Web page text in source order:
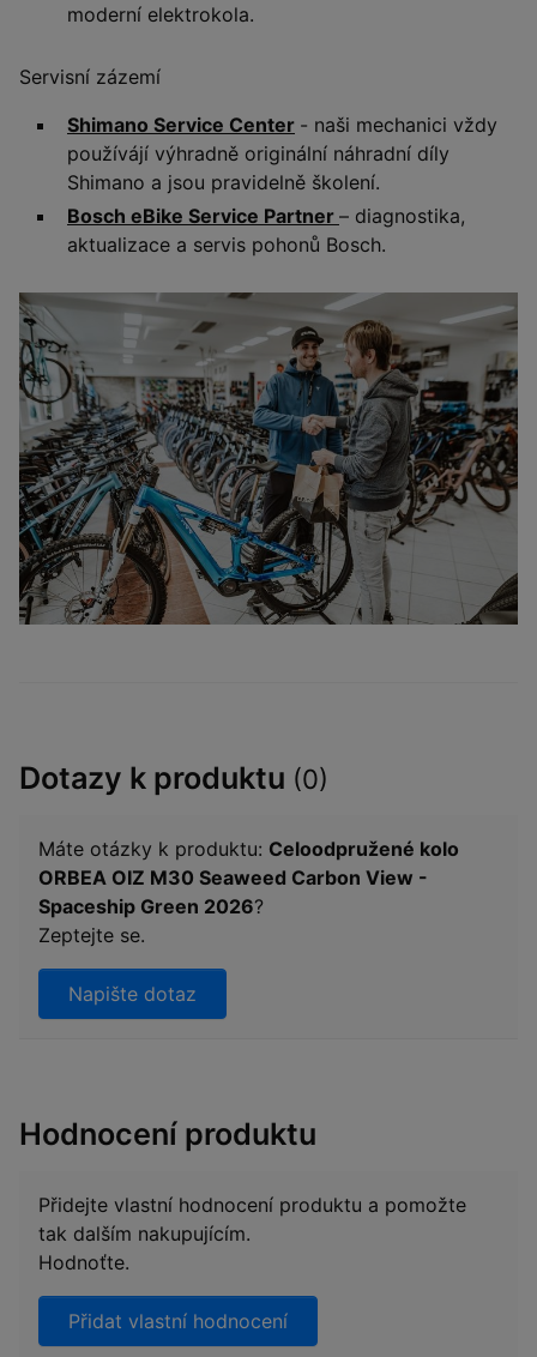
moderní elektrokola.
Servisní zázemí
Shimano Service Center - naši mechanici vždy
používájí výhradně originální náhradní díly
Shimano a jsou pravidelně školení.
Bosch eBike Service Partner – diagnostika,
aktualizace a servis pohonů Bosch.
Dotazy k produktu (0)
Máte otázky k produktu: Celoodpružené kolo
ORBEA OIZ M30 Seaweed Carbon View -
Spaceship Green 2026?
Zeptejte se.
Napište dotaz
Hodnocení produktu
Přidejte vlastní hodnocení produktu a pomožte
tak dalším nakupujícím.
Hodnoťte.
Přidat vlastní hodnocení